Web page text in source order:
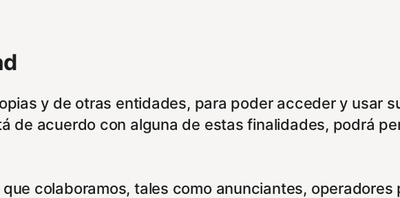
y de otras entidades, para poder acceder y usar
de acuerdo con alguna de estas finalidades, podrá
colaboramos, tales como anunciantes,